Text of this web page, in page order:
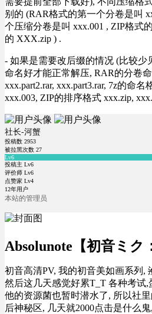
别的 (RAR格式的第一个分卷是叫
个压缩分卷是叫 xxx.001 , ZIP格式
的 XXX.zip ) .
- 如果是需要改后缀的情况 (比较少
命名好才能正常解压, RAR的分卷
xxx.part2.rar, xxx.part3.rar, 7z的命名
xxx.003, ZIP的排序格式 xxx.zip,
社长-河蟹
投稿数 2953
被拉黑次数 27
Lv6
投稿主 Lv6
评价师 Lv6
点赞家 Lv4
12年用户
本站的管理员
Absolunote【初音ミク
初音高清PV, 我的初音美如画系列,
然后这几天感觉好累T_T 各种考试
他的资源菌也暂时潜水了, 所以社
后神秘区, 几天就2000点击是什么